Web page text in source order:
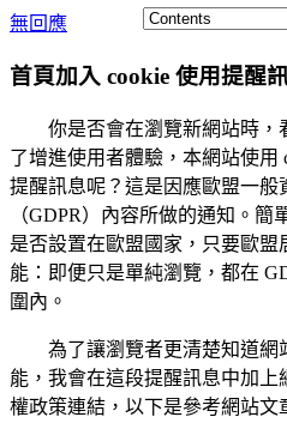
無回應
首頁加入 cookie 使用提醒
你是否會在瀏覽新網站時，
了增進使用者體驗，本網站使用
提醒訊息呢？這是因應歐盟一般
（GDPR）內容所做的通知。簡
是否設置在歐盟國家，只要歐盟
能：即便只是單純瀏覽，都在
圍內。
為了讓瀏覽者更清楚知道網
能，我會在這段提醒訊息中加上
權政策連結，以下是參考網站文